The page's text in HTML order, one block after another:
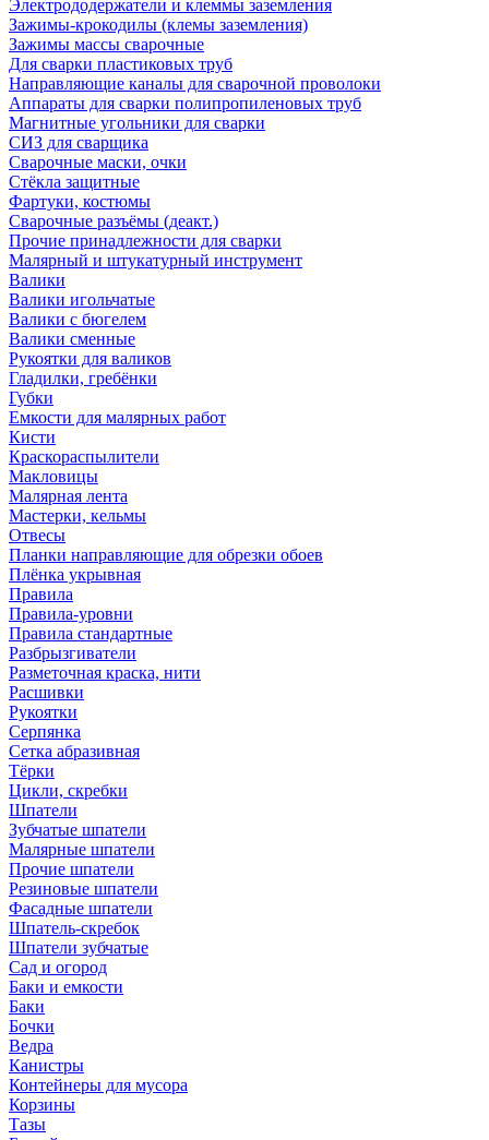
Электрододержатели и клеммы заземления
Зажимы-крокодилы (клемы заземления)
Зажимы массы сварочные
Для сварки пластиковых труб
Направляющие каналы для сварочной проволоки
Аппараты для сварки полипропиленовых труб
Магнитные угольники для сварки
СИЗ для сварщика
Сварочные маски, очки
Стёкла защитные
Фартуки, костюмы
Сварочные разъёмы (деакт.)
Прочие принадлежности для сварки
Малярный и штукатурный инструмент
Валики
Валики игольчатые
Валики с бюгелем
Валики сменные
Рукоятки для валиков
Гладилки, гребёнки
Губки
Емкости для малярных работ
Кисти
Краскораспылители
Макловицы
Малярная лента
Мастерки, кельмы
Отвесы
Планки направляющие для обрезки обоев
Плёнка укрывная
Правила
Правила-уровни
Правила стандартные
Разбрызгиватели
Разметочная краска, нити
Расшивки
Рукоятки
Серпянка
Сетка абразивная
Тёрки
Цикли, скребки
Шпатели
Зубчатые шпатели
Малярные шпатели
Прочие шпатели
Резиновые шпатели
Фасадные шпатели
Шпатель-скребок
Шпатели зубчатые
Сад и огород
Баки и емкости
Баки
Бочки
Ведра
Канистры
Контейнеры для мусора
Корзины
Тазы